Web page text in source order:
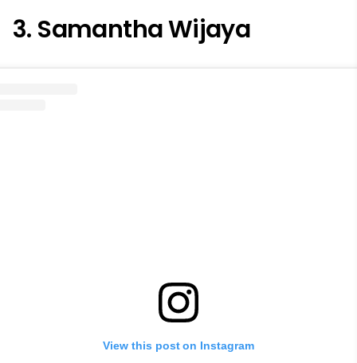
3. Samantha Wijaya
View this post on Instagram